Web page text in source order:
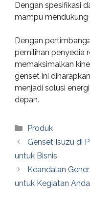
Dengan spesifikasi
mampu mendukung
Dengan
pemilihan penyedia
memaksimalkan
genset ini
menjadi solusi
depan.
Categories
Produk
Genset Isuzu di
untuk Bisnis
Keandalan
untuk Kegiatan Anda